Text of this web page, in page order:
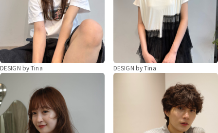
DESIGN by Tina DESIGN by Tina